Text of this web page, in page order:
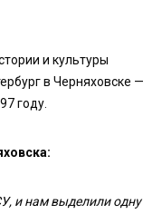
и культуры
в Черняховске —
году.
и нам выделили одну